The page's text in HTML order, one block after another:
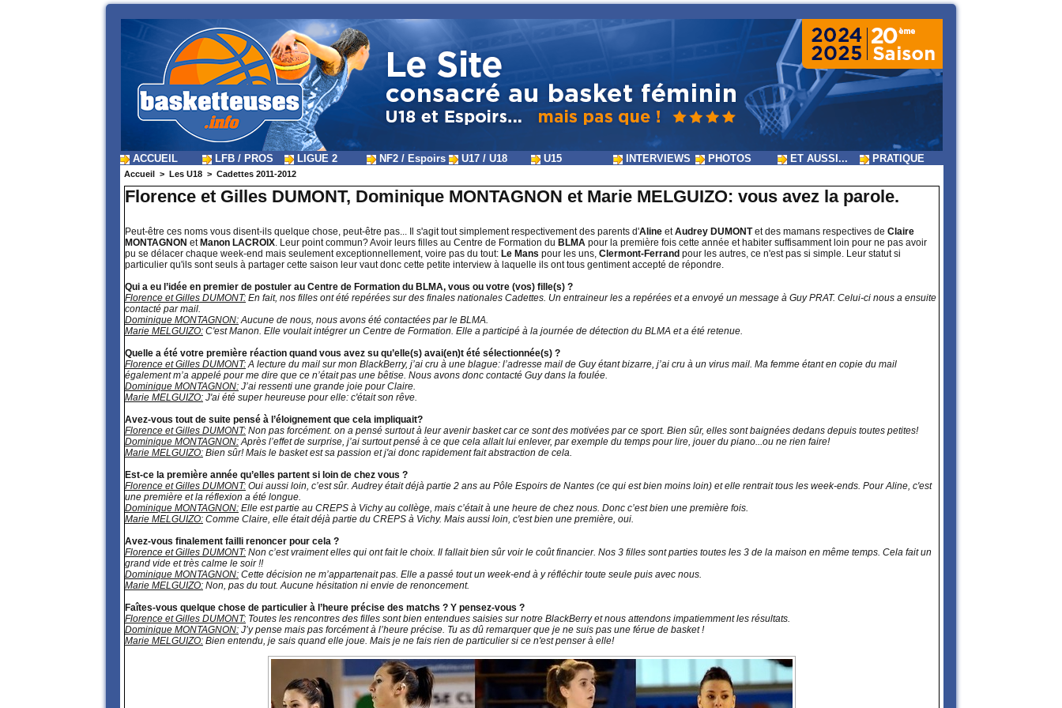
ACCUEIL LFB / PROS LIGUE 2 NF2 / Espoirs U17 / U18 U15 INTERVIEWS PHOTOS ET AUSSI... PRATIQUE
Accueil > Les U18 > Cadettes 2011-2012
Florence et Gilles DUMONT, Dominique MONTAGNON et Marie MELGUIZO: vous avez la parole.
Peut-être ces noms vous disent-ils quelque chose, peut-être pas... Il s'agit tout simplement respectivement des parents d'Aline etAudrey DUMONTet des mamans respectives de Claire
MONTAGNON et Manon LACROIX. Leur point commun? Avoir leurs filles au Centre de Formation du BLMA pour la première fois cette année et habiter suffisamment loin pour ne pas avoir
pu se délacer chaque week-end mais seulement exceptionnellement, voire pas du tout: Le Mans pour les uns, Clermont-Ferrand pour les autres, ce n'est pas si simple. Leur statut si
particulier qu'ils sont seuls à partager cette saison leur vaut donc cette petite interview à laquelle ils ont tous gentiment accepté de répondre.
Qui a eu l’idée en premier de postuler au Centre de Formation du BLMA, vous ou votre (vos) fille(s) ?
Florence et Gilles DUMONT: En fait, nos filles ont été repérées sur des finales nationales Cadettes. Un entraineur les a repérées et a envoyé un message à Guy PRAT. Celui-ci nous a ensuite
contacté par mail.
Dominique MONTAGNON:Aucune de nous, nous avons été contactées par le BLMA.
Marie MELGUIZO: C'est Manon. Elle voulait intégrer un Centre de Formation. Elle a participé à la journée de détection du BLMA et a été retenue.
Quelle a été votre première réaction quand vous avez su qu’elle(s) avai(en)t été sélectionnée(s) ?
Florence et Gilles DUMONT:A lecture du mail sur mon BlackBerry, j’ai cru à une blague: l’adresse mail de Guy étant bizarre, j’ai cru à un virus mail. Ma femme étant en copie du mail
également m’a appelé pour me dire que ce n’était pas une bêtise. Nous avons donc contacté Guy dans la foulée.
Dominique MONTAGNON: J’ai ressenti une grande joie pour Claire.
Marie MELGUIZO: J'ai été super heureuse pour elle: c'était son rêve.
Avez-vous tout de suite pensé à l’éloignement que cela impliquait?
Florence et Gilles DUMONT: Non pas forcément. on a pensé surtout à leur avenir basket car ce sont des motivées par ce sport. Bien sûr, elles sont baignées dedans depuis toutes petites!
Dominique MONTAGNON:Après l’effet de surprise, j’ai surtout pensé à ce que cela allait lui enlever, par exemple du temps pour lire, jouer du piano...ou ne rien faire!
Marie MELGUIZO: Bien sûr! Mais le basket est sa passion et j'ai donc rapidement fait abstraction de cela.
Est-ce la première année qu’elles partent si loin de chez vous ?
Florence et Gilles DUMONT: Oui aussi loin, c’est sûr. Audrey était déjà partie 2 ans au Pôle Espoirs de Nantes (ce qui est bien moins loin) et elle rentrait tous les week-ends. Pour Aline, c'est
une première et la réflexion a été longue.
Dominique MONTAGNON: Elle est partie au CREPS à Vichy au collège, mais c’était à une heure de chez nous. Donc c’est bien une première fois.
Marie MELGUIZO: Comme Claire, elle était déjà partie du CREPS à Vichy. Mais aussi loin, c'est bien une première, oui.
Avez-vous finalement failli renoncer pour cela ?
Florence et Gilles DUMONT: Non c’est vraiment elles qui ont fait le choix. Il fallait bien sûr voir le coût financier. Nos 3 filles sont parties toutes les 3 de la maison en même temps. Cela fait un
grand vide et très calme le soir !!
Dominique MONTAGNON: Cette décision ne m’appartenait pas. Elle a passé tout un week-end à y réfléchir toute seule puis avec nous.
Marie MELGUIZO: Non, pas du tout. Aucune hésitation ni envie de renoncement.
Faîtes-vous quelque chose de particulier à l’heure précise des matchs ? Y pensez-vous ?
Florence et Gilles DUMONT: Toutes les rencontres des filles sont bien entendues saisies sur notre BlackBerry et nous attendons impatiemment les résultats.
Dominique MONTAGNON: J’y pense mais pas forcément à l’heure précise. Tu as dû remarquer que je ne suis pas une férue de basket !
Marie MELGUIZO: Bien entendu, je sais quand elle joue. Mais je ne fais rien de particulier si ce n'est penser à elle!